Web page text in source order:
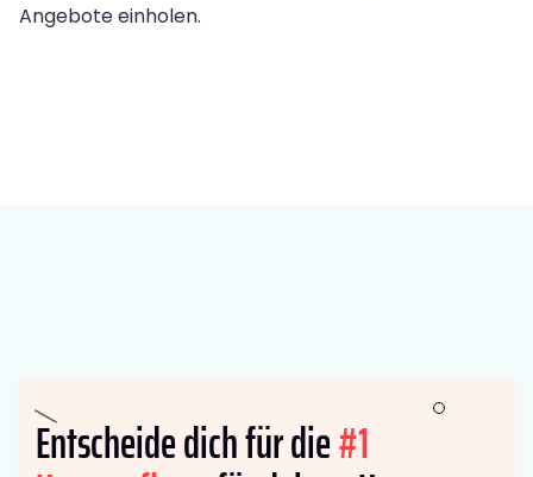
Angebote einholen.
Entscheide dich für die#1